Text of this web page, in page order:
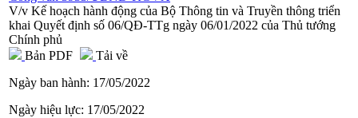
V/v Kế hoạch hành động của Bộ Thông tin và Truyền thông triển
khai Quyết định số 06/QĐ-TTg ngày 06/01/2022 của Thủ tướng
Chính phủ
Bản PDF
Tải về
Ngày ban hành: 17/05/2022
Ngày hiệu lực: 17/05/2022